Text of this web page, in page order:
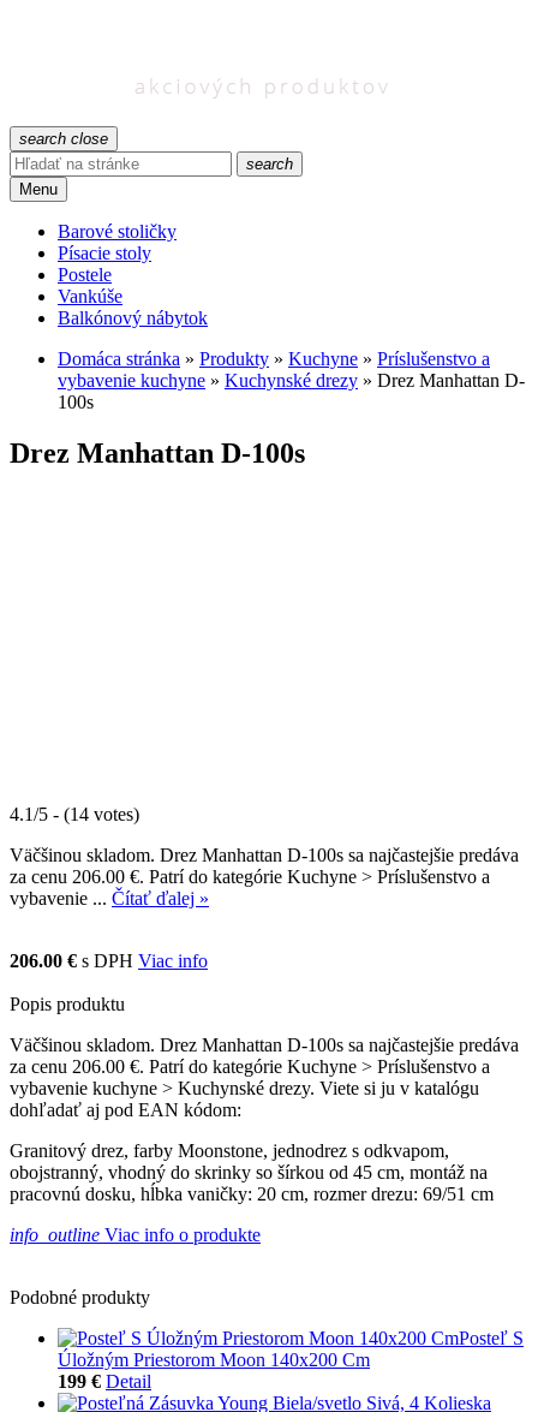
search close
search
Menu
Barové stoličky
Písacie stoly
Postele
Vankúše
Balkónový nábytok
Domáca stránka » Produkty » Kuchyne » Príslušenstvo a
vybavenie kuchyne » Kuchynské drezy » Drez Manhattan D-
100s
Drez Manhattan D-100s
4.1/5 - (14 votes)
Väčšinou skladom. Drez Manhattan D-100s sa najčastejšie predáva
za cenu 206.00 €. Patrí do kategórie Kuchyne > Príslušenstvo a
vybavenie ... Čítať ďalej »
206.00 € s DPH Viac info
Popis produktu
Väčšinou skladom. Drez Manhattan D-100s sa najčastejšie predáva
za cenu 206.00 €. Patrí do kategórie Kuchyne > Príslušenstvo a
vybavenie kuchyne > Kuchynské drezy. Viete si ju v katalógu
dohľadať aj pod EAN kódom:
Granitový drez, farby Moonstone, jednodrez s odkvapom,
obojstranný, vhodný do skrinky so šírkou od 45 cm, montáž na
pracovnú dosku, hĺbka vaničky: 20 cm, rozmer drezu: 69/51 cm
info_outline Viac info o produkte
Podobné produkty
Posteľ S
Úložným Priestorom Moon 140x200 Cm
199 € Detail